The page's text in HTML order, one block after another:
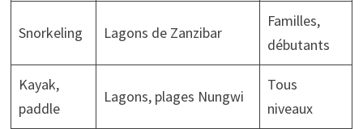
Snorkeling Lagons de Zanzibar
Familles,
débutants
Kayak,
paddle
Lagons, plages Nungwi
Tous
niveaux